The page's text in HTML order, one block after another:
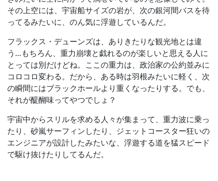
その上空には、宇宙船サイズの岩が、次の銀河間バスを待
ってるみたいに、のん気に浮遊しているんだ。
フラックス・デューンズは、ありきたりな観光地とは違
う…もちろん、重力崩壊と戯れるのが楽しいと思える人に
とっては別だけどね。ここの重力は、政治家の公約並みに
コロコロ変わる。だから、ある時は羽根みたいに軽く、次
の瞬間にはブラックホールより重くなったりする。でも、
それが醍醐味ってやつでしょ？
宇宙中からスリルを求める人々が集まって、重力波に乗っ
たり、砂嵐サーフィンしたり、ジェットコースター狂いの
エンジニアが設計したみたいな、浮遊する道を猛スピード
で駆け抜けたりしてるんだ。